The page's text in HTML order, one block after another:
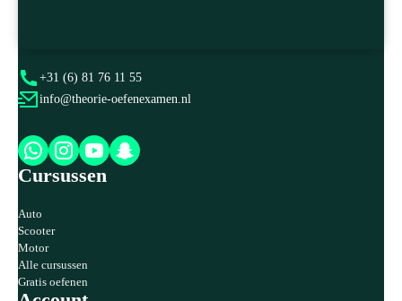
+31 (6) 81 76 11 55
info@theorie-oefenexamen.nl
Cursussen
Auto
Scooter
Motor
Alle cursussen
Gratis oefenen